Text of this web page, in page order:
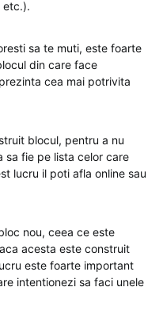
etc.).
sa te muti, este foarte
din care face
cea mai potrivita
blocul, pentru a nu
sa fie pe lista celor care
lucru il poti afla online sau
nou, ceea ce este
acesta este construit
este foarte important
intentionezi sa faci unele